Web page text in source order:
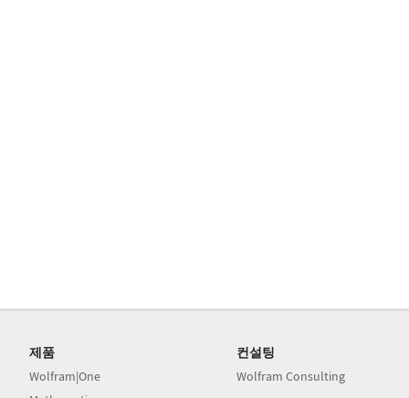
제품
Wolfram|One
컨설팅
Wolfram Consulting